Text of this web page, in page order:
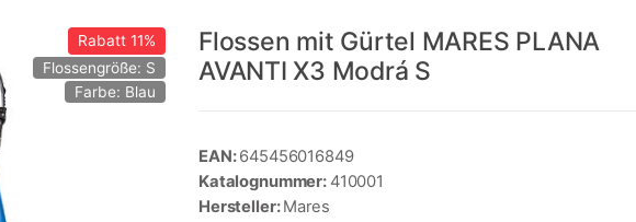
Rabatt11%
Flossengröße: S
Farbe: Blau
Flossen mit Gürtel MARES PLANA
AVANTI X3 Modrá S
EAN:645456016849
Katalognummer: 410001
Hersteller:Mares